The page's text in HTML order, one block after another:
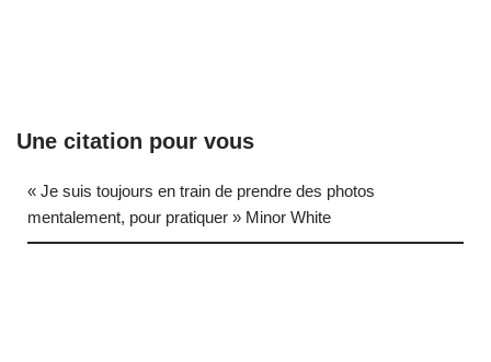
Une citation pour vous
« Je suis toujours en train de prendre des photos
mentalement, pour pratiquer » Minor White